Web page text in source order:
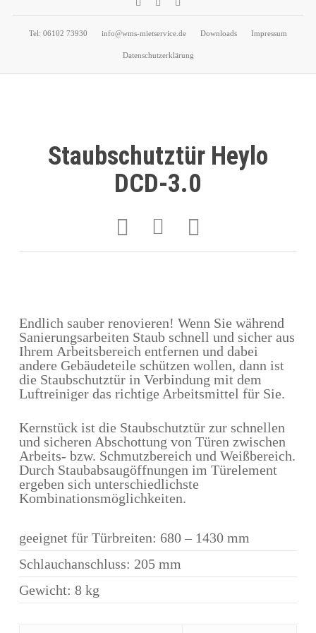
Tel: 06102 73930 info@wms-mietservice.de Downloads Impressum
Datenschutzerklärung
Staubschutztür Heylo
DCD-3.0
Endlich sauber renovieren! Wenn Sie während
Sanierungsarbeiten Staub schnell und sicher aus
Ihrem Arbeitsbereich entfernen und dabei
andere Gebäudeteile schützen wollen, dann ist
die Staubschutztür in Verbindung mit dem
Luftreiniger das richtige Arbeitsmittel für Sie.
Kernstück ist die Staubschutztür zur schnellen
und sicheren Abschottung von Türen zwischen
Arbeits- bzw. Schmutzbereich und Weißbereich.
Durch Staubabsaugöffnungen im Türelement
ergeben sich unterschiedlichste
Kombinationsmöglichkeiten.
geeignet für Türbreiten: 680 – 1430 mm
Schlauchanschluss: 205 mm
Gewicht: 8 kg